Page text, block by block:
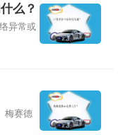
么？
异常或
梅赛德